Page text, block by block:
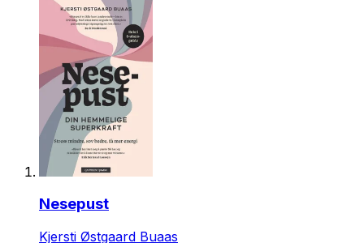
Nesepust
Kjersti Østgaard Buaas